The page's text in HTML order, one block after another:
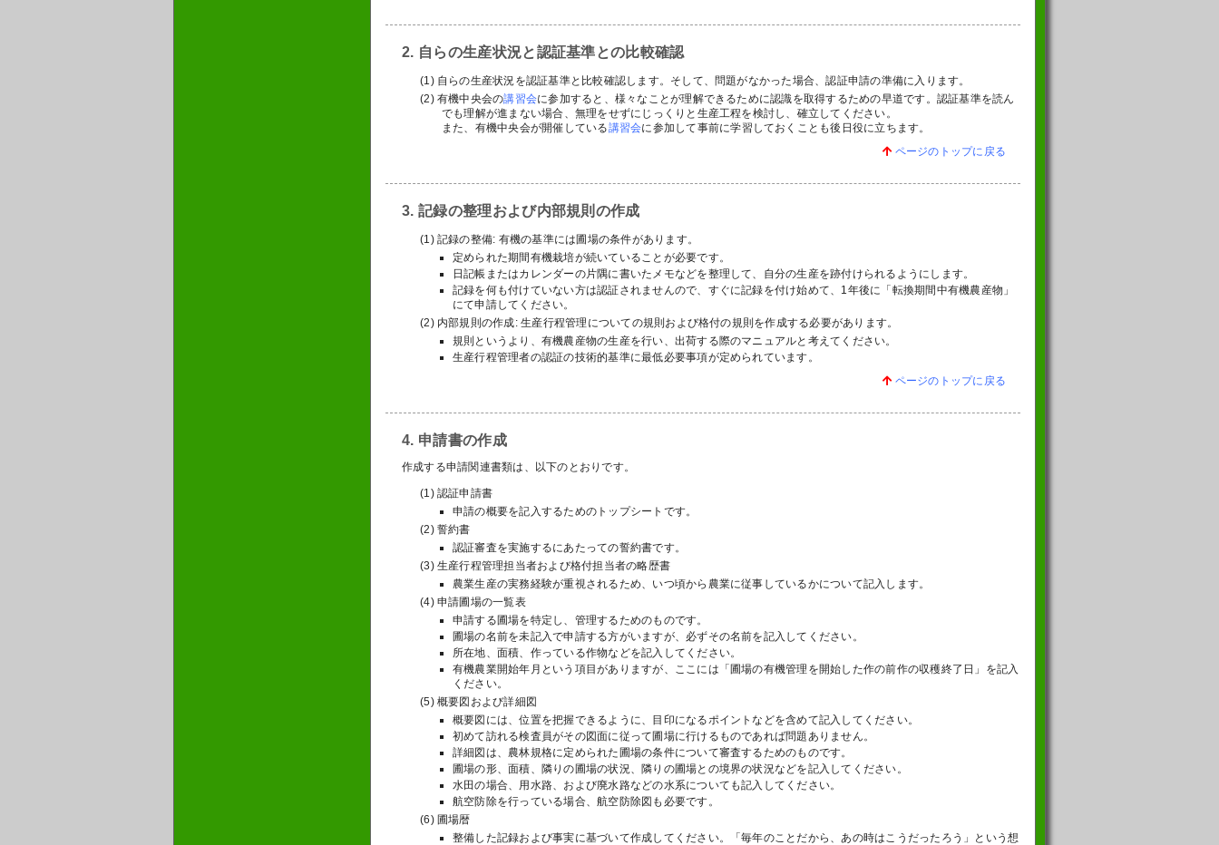
2. 自らの生産状況と認証基準との比較確認
自らの生産状況を認証基準と比較確認します。そして、問題がなかった場合、認証申請の準備に入ります。
有機中央会の講習会に参加すると、様々なことが理解できるために認識を取得するための早道です。認証基準を読ん
でも理解が進まない場合、無理をせずにじっくりと生産工程を検討し、確立してください。
また、有機中央会が開催している講習会に参加して事前に学習しておくことも後日役に立ちます。
ページのトップに戻る
3. 記録の整理および内部規則の作成
記録の整備: 有機の基準には圃場の条件があります。
定められた期間有機栽培が続いていることが必要です。
日記帳またはカレンダーの片隅に書いたメモなどを整理して、自分の生産を跡付けられるようにします。
記録を何も付けていない方は認証されませんので、すぐに記録を付け始めて、1年後に「転換期間中有機農産物」
にて申請してください。
内部規則の作成: 生産行程管理についての規則および格付の規則を作成する必要があります。
規則というより、有機農産物の生産を行い、出荷する際のマニュアルと考えてください。
生産行程管理者の認証の技術的基準に最低必要事項が定められています。
ページのトップに戻る
4. 申請書の作成
作成する申請関連書類は、以下のとおりです。
認証申請書
申請の概要を記入するためのトップシートです。
誓約書
認証審査を実施するにあたっての誓約書です。
生産行程管理担当者および格付担当者の略歴書
農業生産の実務経験が重視されるため、いつ頃から農業に従事しているかについて記入します。
申請圃場の一覧表
申請する圃場を特定し、管理するためのものです。
圃場の名前を未記入で申請する方がいますが、必ずその名前を記入してください。
所在地、面積、作っている作物などを記入してください。
有機農業開始年月という項目がありますが、ここには「圃場の有機管理を開始した作の前作の収穫終了日」を記入
ください。
概要図および詳細図
概要図には、位置を把握できるように、目印になるポイントなどを含めて記入してください。
初めて訪れる検査員がその図面に従って圃場に行けるものであれば問題ありません。
詳細図は、農林規格に定められた圃場の条件について審査するためのものです。
圃場の形、面積、隣りの圃場の状況、隣りの圃場との境界の状況などを記入してください。
水田の場合、用水路、および廃水路などの水系についても記入してください。
航空防除を行っている場合、航空防除図も必要です。
圃場暦
整備した記録および事実に基づいて作成してください。「毎年のことだから、あの時はこうだったろう」という想